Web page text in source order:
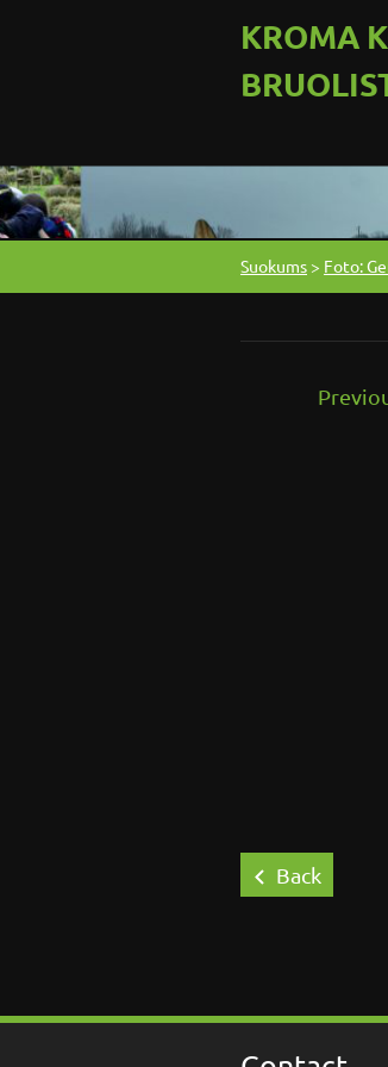
KROMA
Suokums > Foto:
Back